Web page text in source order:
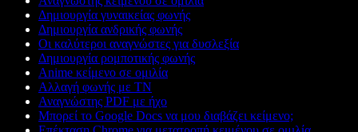
Δημιουργία γυναικείας φωνής
Δημιουργία ανδρικής φωνής
Οι καλύτεροι αναγνώστες για δυσλεξία
Δημιουργία ρομποτικής φωνής
Anime κείμενο σε ομιλία
Αλλαγή φωνής με ΤΝ
Αναγνώστης PDF με ήχο
Μπορεί το Google Docs να μου διαβάζει κείμενο;